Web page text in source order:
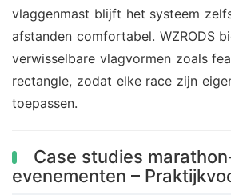
vlaggenmast blijft het systeem
afstanden comfortabel. WZRODS
verwisselbare vlagvormen zoals
rectangle, zodat elke race zijn
toepassen.
Case studies
evenementen –